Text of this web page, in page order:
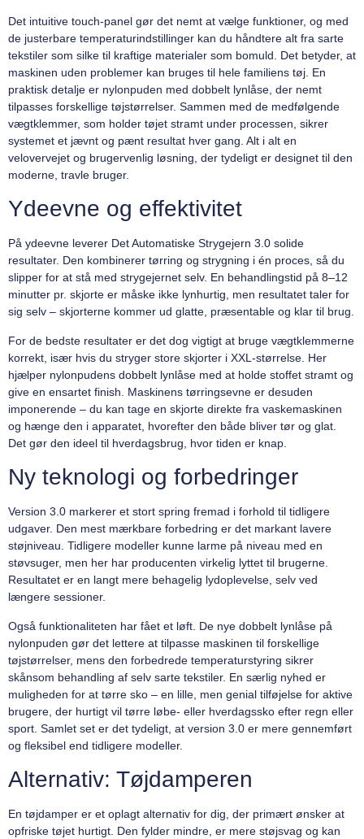
Det intuitive touch-panel gør det nemt at vælge funktioner, og med
de justerbare temperaturindstillinger kan du håndtere alt fra sarte
tekstiler som silke til kraftige materialer som bomuld. Det betyder, at
maskinen uden problemer kan bruges til hele familiens tøj. En
praktisk detalje er nylonpuden med dobbelt lynlåse, der nemt
tilpasses forskellige tøjstørrelser. Sammen med de medfølgende
vægtklemmer, som holder tøjet stramt under processen, sikrer
systemet et jævnt og pænt resultat hver gang. Alt i alt en
velovervejet og brugervenlig løsning, der tydeligt er designet til den
moderne, travle bruger.
Ydeevne og effektivitet
På ydeevne leverer Det Automatiske Strygejern 3.0 solide
resultater. Den kombinerer tørring og strygning i én proces, så du
slipper for at stå med strygejernet selv. En behandlingstid på 8–12
minutter pr. skjorte er måske ikke lynhurtig, men resultatet taler for
sig selv – skjorterne kommer ud glatte, præsentable og klar til brug.
For de bedste resultater er det dog vigtigt at bruge vægtklemmerne
korrekt, især hvis du stryger store skjorter i XXL-størrelse. Her
hjælper nylonpudens dobbelt lynlåse med at holde stoffet stramt og
give en ensartet finish. Maskinens tørringsevne er desuden
imponerende – du kan tage en skjorte direkte fra vaskemaskinen
og hænge den i apparatet, hvorefter den både bliver tør og glat.
Det gør den ideel til hverdagsbrug, hvor tiden er knap.
Ny teknologi og forbedringer
Version 3.0 markerer et stort spring fremad i forhold til tidligere
udgaver. Den mest mærkbare forbedring er det markant lavere
støjniveau. Tidligere modeller kunne larme på niveau med en
støvsuger, men her har producenten virkelig lyttet til brugerne.
Resultatet er en langt mere behagelig lydoplevelse, selv ved
længere sessioner.
Også funktionaliteten har fået et løft. De nye dobbelt lynlåse på
nylonpuden gør det lettere at tilpasse maskinen til forskellige
tøjstørrelser, mens den forbedrede temperaturstyring sikrer
skånsom behandling af selv sarte tekstiler. En særlig nyhed er
muligheden for at tørre sko – en lille, men genial tilføjelse for aktive
brugere, der hurtigt vil tørre løbe- eller hverdagssko efter regn eller
sport. Samlet set er det tydeligt, at version 3.0 er mere gennemført
og fleksibel end tidligere modeller.
Alternativ: Tøjdamperen
En tøjdamper er et oplagt alternativ for dig, der primært ønsker at
opfriske tøjet hurtigt. Den fylder mindre, er mere støjsvag og kan